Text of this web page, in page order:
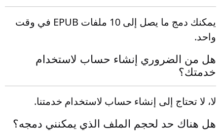
يمكنك دمج ما يصل إلى 10 ملفات EPUB في وقت
واحد.
هل من الضروري إنشاء حساب لاستخدام
خدمتك؟
لا، لا تحتاج إلى إنشاء حساب لاستخدام خدمتنا.
هل هناك حد لحجم الملف الذي يمكنني دمجه؟